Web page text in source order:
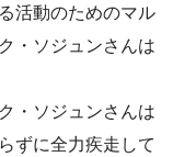
活動のためのマル
・ソジュンさんは
・ソジュンさんは
ずに全力疾走して